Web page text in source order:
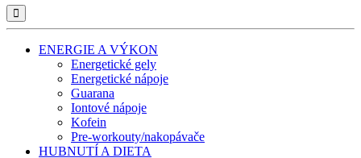
ENERGIE A VÝKON
Energetické gely
Energetické nápoje
Guarana
Iontové nápoje
Kofein
Pre-workouty/nakopávače
HUBNUTÍ A DIETA